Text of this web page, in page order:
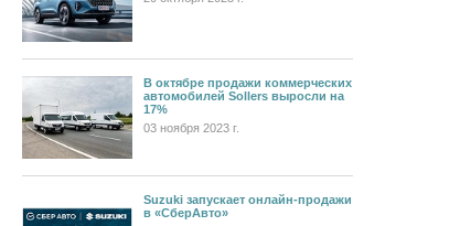
В октябре продажи коммерческих
автомобилей Sollers выросли на
17%
03 ноября 2023 г.
Suzuki запускает онлайн-продажи
в «СберАвто»